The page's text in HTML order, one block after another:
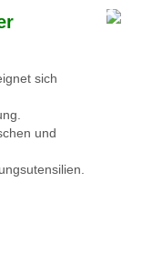
sich
und